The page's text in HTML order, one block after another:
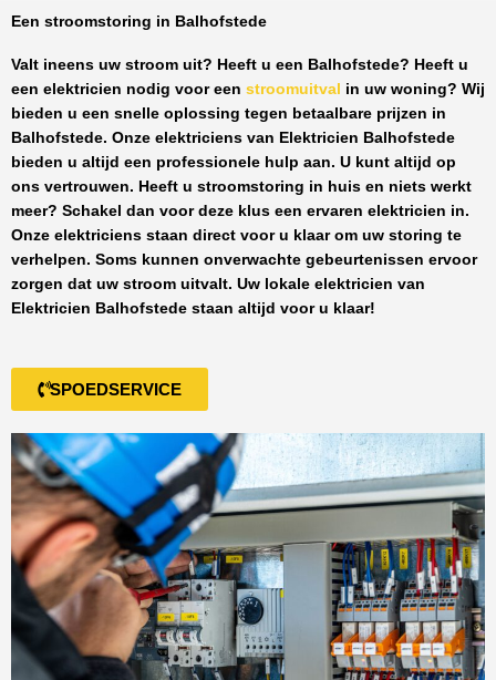
Een stroomstoring in Balhofstede
Valt ineens uw stroom uit? Heeft u een Balhofstede? Heeft u
een elektricien nodig voor een stroomuitval in uw woning? Wij
bieden u een snelle oplossing tegen betaalbare prijzen in
Balhofstede. Onze elektriciens van Elektricien Balhofstede
bieden u altijd een professionele hulp aan. U kunt altijd op
ons vertrouwen. Heeft u stroomstoring in huis en niets werkt
meer? Schakel dan voor deze klus een ervaren elektricien in.
Onze elektriciens staan direct voor u klaar om uw storing te
verhelpen. Soms kunnen onverwachte gebeurtenissen ervoor
zorgen dat uw stroom uitvalt. Uw lokale elektricien van
Elektricien Balhofstede staan altijd voor u klaar!
SPOEDSERVICE